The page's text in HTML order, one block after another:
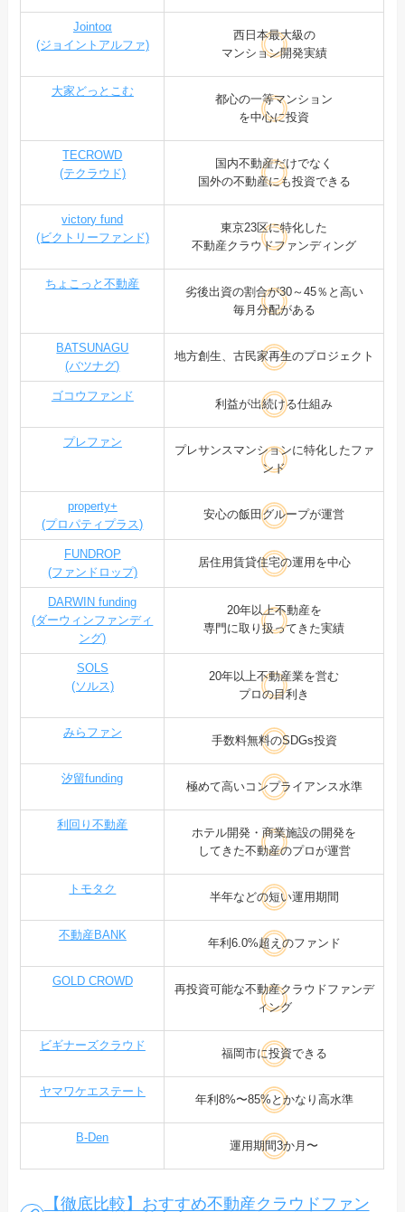
Jointoα
(ジョイントアルファ)
西日本最大級の
マンション開発実績
大家どっとこむ
都心の一等マンション
を中心に投資
TECROWD
(テクラウド)
国内不動産だけでなく
国外の不動産にも投資できる
victory fund
(ビクトリーファンド)
東京23区に特化した
不動産クラウドファンディング
ちょこっと不動産
劣後出資の割合が30～45％と高い
毎月分配がある
BATSUNAGU
(バツナグ)
地方創生、古民家再生のプロジェクト
ゴコウファンド
利益が出続ける仕組み
プレファン
プレサンスマンションに特化したファ
ンド
property+
(プロパティプラス)
安心の飯田グループが運営
FUNDROP
(ファンドロップ)
居住用賃貸住宅の運用を中心
DARWIN funding
(ダーウィンファンディ
ング)
20年以上不動産を
専門に取り扱ってきた実績
SOLS
(ソルス)
20年以上不動産業を営む
プロの目利き
みらファン
手数料無料のSDGs投資
汐留funding
極めて高いコンプライアンス水準
利回り不動産
ホテル開発・商業施設の開発を
してきた不動産のプロが運営
トモタク
半年などの短い運用期間
不動産BANK
年利6.0%超えのファンド
GOLD CROWD
再投資可能な不動産クラウドファンデ
ィング
ビギナーズクラウド
福岡市に投資できる
ヤマワケエステート
年利8%〜85%とかなり高水準
B-Den
運用期間3か月〜
【徹底比較】おすすめ不動産クラウドファン